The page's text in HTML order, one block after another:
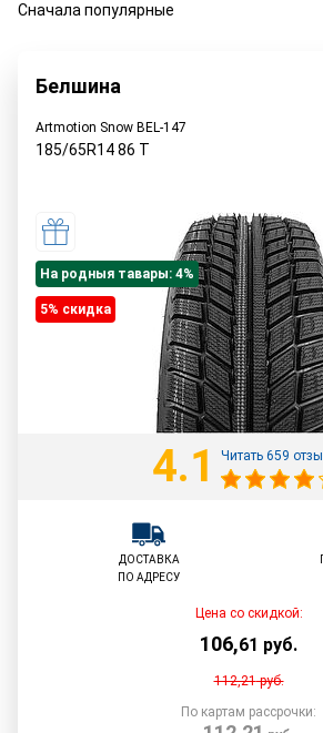
Сначала популярные
Белшина
Artmotion Snow BEL-147
185/65R1486 T
На родныя тавары: 4%
5% cкидка
4.1 Читать 659
ДОСТАВКА
ПО АДРЕСУ
Цена со скидкой:
106,61 руб.
112,21руб.
По картам рассрочки: